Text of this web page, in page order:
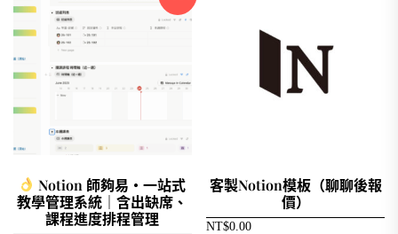
Notion 師夠易・一站式
教學管理系統｜含出缺席、
課程進度排程管理
客製Notion模板（聊聊後報
價）
NT$0.00